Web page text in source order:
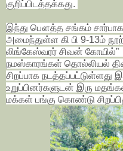
குறிப்பிடத்தக்கது.
இந்து பௌத்த சங்கம் சார்பாக
அமைந்துள்ள கி பி 9-13ம்
லிங்கேஸ்வரர் சிவன் கோயில்”
நமஸ்காரங்கள் தொல்லியல்
சிறப்பாக நடத்தப்பட்டுள்ளது
உறுப்பினர்களுடன் இரு
மக்கள் பங்கு கொண்டு